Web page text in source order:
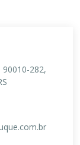
90010-282,